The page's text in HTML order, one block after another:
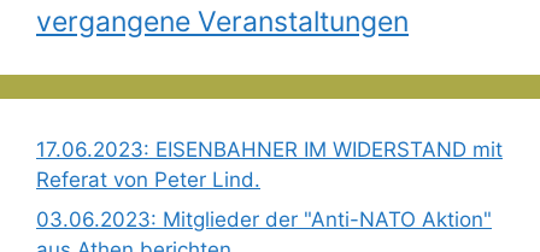
vergangene Veranstaltungen
17.06.2023: EISENBAHNER IM WIDERSTAND mit
Referat von Peter Lind.
03.06.2023: Mitglieder der "Anti-NATO Aktion"